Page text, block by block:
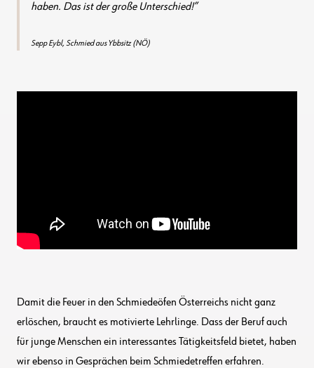
haben. Das ist der große Unterschied!
Sepp Eybl, Schmied aus Ybbsitz (NÖ)
Damit die Feuer in den Schmiedeöfen Österreichs nicht ganz
erlöschen, braucht es motivierte Lehrlinge. Dass der Beruf auch
für junge Menschen ein interessantes Tätigkeitsfeld bietet, haben
wir ebenso in Gesprächen beim Schmiedetreffen erfahren.